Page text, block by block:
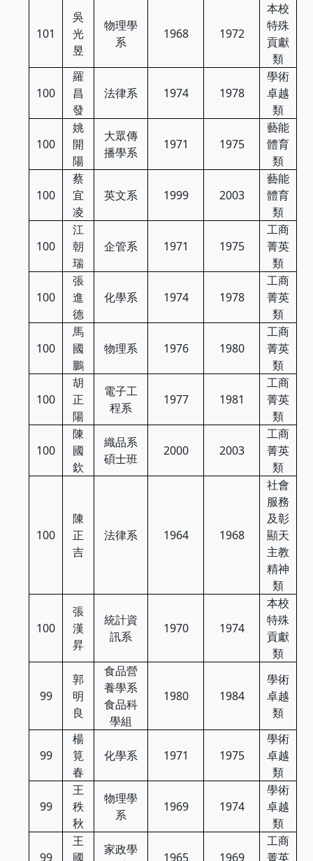
101
吳
光
昱
物理學
系
1968 1972
本校
特殊
貢獻
類
100
羅
昌
發
法律系 1974 1978
學術
卓越
類
100
姚
開
陽
大眾傳
播學系
1971 1975
藝能
體育
類
100
蔡
宜
凌
英文系 1999 2003
藝能
體育
類
100
江
朝
瑞
企管系 1971 1975
工商
菁英
類
100
張
進
德
化學系 1974 1978
工商
菁英
類
100
馬
國
鵬
物理系 1976 1980
工商
菁英
類
100
胡
正
陽
電子工
程系
1977 1981
工商
菁英
類
100
陳
國
欽
織品系
碩士班
2000 2003
工商
菁英
類
100
陳
正
吉
法律系 1964 1968
社會
服務
及彰
顯天
主教
精神
類
100
張
漢
昇
統計資
訊系
1970 1974
本校
特殊
貢獻
類
99
郭
明
良
食品營
養學系
食品科
學組
1980 1984
學術
卓越
類
99
楊
筧
春
化學系 1971 1975
學術
卓越
類
99
王
秩
秋
物理學
系
1969 1974
學術
卓越
類
99
王
國
家政學
1965 1969
工商
菁英